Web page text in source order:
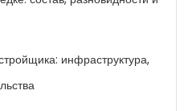
инфраструктура,